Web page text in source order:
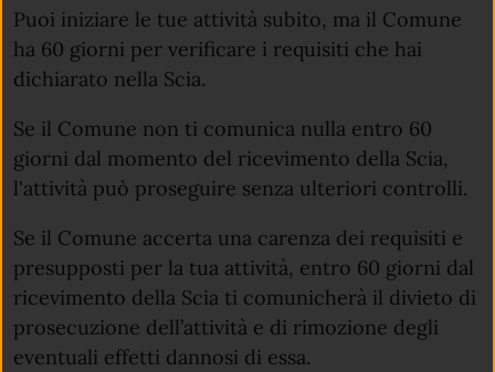
Puoi iniziare le tue attività subito, ma il Comune
ha 60 giorni per verificare i requisiti che hai
dichiarato nella Scia.
Se il Comune non ti comunica nulla entro 60
giorni dal momento del ricevimento della Scia,
l'attività può proseguire senza ulteriori controlli.
Se il Comune accerta una carenza dei requisiti e
presupposti per la tua attività, entro 60 giorni dal
ricevimento della Scia ti comunicherà il divieto di
prosecuzione dell’attività e di rimozione degli
eventuali effetti dannosi di essa.